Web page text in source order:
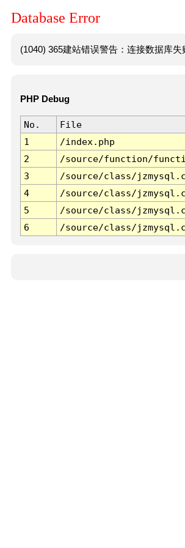
Database Error
(1040) 365建站错误警告：连接数据库
PHP Debug
No. File
1
/index.php
2
/source/function/
3
/source/class/
4
/source/class/
5
/source/class/
6
/source/class/